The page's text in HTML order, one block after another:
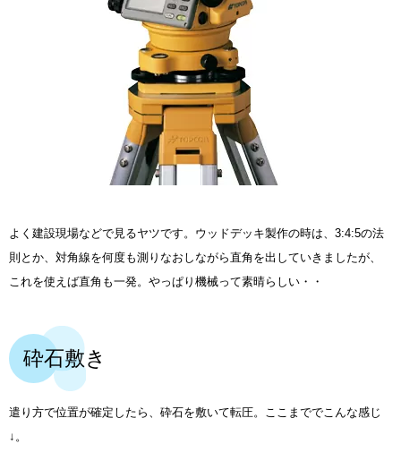
よく建設現場などで見るヤツです。ウッドデッキ製作の時は、3:4:5の法
則とか、対角線を何度も測りなおしながら直角を出していきましたが、
これを使えば直角も一発。やっぱり機械って素晴らしい・・
砕石敷き
遣り方で位置が確定したら、砕石を敷いて転圧。ここまででこんな感じ
↓。